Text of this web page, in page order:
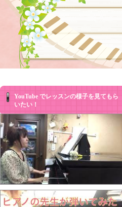
YouTube でレッスンの様子を見てもら
いたい！